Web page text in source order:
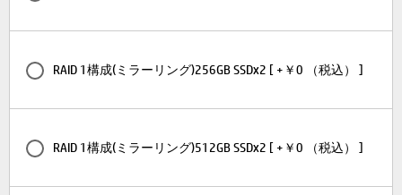
RAID 1構成(ミラーリング)256GB SSDx2 [ +￥0 （税込） ]
RAID 1構成(ミラーリング)512GB SSDx2 [ +￥0 （税込） ]